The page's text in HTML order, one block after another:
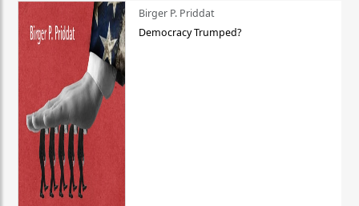
Birger P. Priddat
Democracy Trumped?